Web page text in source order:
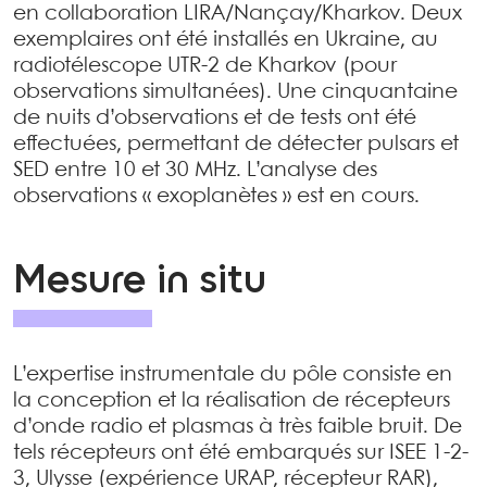
en collaboration LIRA/Nançay/Kharkov. Deux
exemplaires ont été installés en Ukraine, au
radiotélescope UTR-2 de Kharkov (pour
observations simultanées). Une cinquantaine
de nuits d’observations et de tests ont été
effectuées, permettant de détecter pulsars et
SED entre 10 et 30 MHz. L’analyse des
observations « exoplanètes » est en cours.
Mesure in situ
L’expertise instrumentale du pôle consiste en
la conception et la réalisation de récepteurs
d’onde radio et plasmas à très faible bruit. De
tels récepteurs ont été embarqués sur ISEE 1-2-
3, Ulysse (expérience URAP, récepteur RAR),